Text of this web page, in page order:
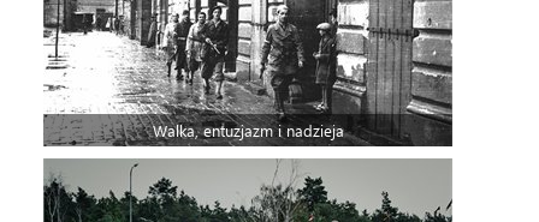
Walka, entuzjazm i nadzieja